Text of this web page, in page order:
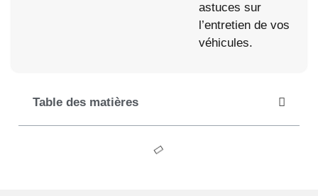
astuces sur
l’entretien de vos
véhicules.
Table des matières